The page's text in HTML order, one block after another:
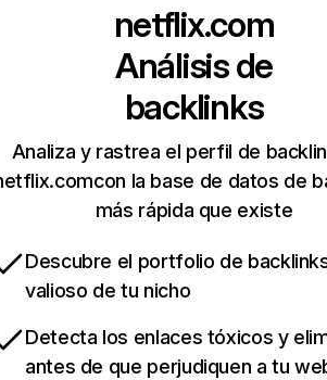
netflix.com
Análisis de
backlinks
Analiza y rastrea el perfil de
la base de datos de
más rápida que existe
Descubre el portfolio de
valioso de tu nicho
Detecta los enlaces tóxicos y
antes de que perjudiquen a tu